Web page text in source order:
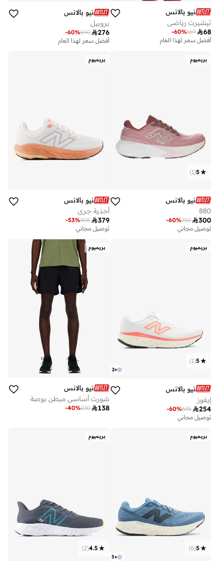
نيو بالانس
تيشيرت رياضي
68
169
-60%
أفضل سعر لهذا العام
نيو بالانس
بروبيل
276
690
-60%
أفضل سعر لهذا العام
توصيل مجاني
بريميوم
5
(
1
)
نيو بالانس
880
300
750
-60%
توصيل مجاني
بريميوم
نيو بالانس
أحذية جري
379
805
-53%
توصيل مجاني
بريميوم
+
2
5
(
1
)
نيو بالانس
إيفوز
254
635
-60%
توصيل مجاني
بريميوم
نيو بالانس
شورت أساسي مبطن بوصة
138
230
-40%
بريميوم
+
3
5
(
6
)
بريميوم
4.5
(
2
)